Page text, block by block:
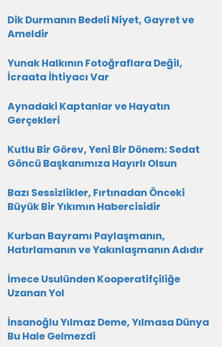
Dik Durmanın Bedeli Niyet, Gayret ve
Ameldir
Yunak Halkının Fotoğraflara Değil,
İcraata İhtiyacı Var
Aynadaki Kaptanlar ve Hayatın
Gerçekleri
Kutlu Bir Görev, Yeni Bir Dönem: Sedat
Göncü Başkanımıza Hayırlı Olsun
Bazı Sessizlikler, Fırtınadan Önceki
Büyük Bir Yıkımın Habercisidir
Kurban Bayramı Paylaşmanın,
Hatırlamanın ve Yakınlaşmanın Adıdır
İmece Usulünden Kooperatifçiliğe
Uzanan Yol
İnsanoğlu Yılmaz Deme, Yılmasa Dünya
Bu Hale Gelmezdi